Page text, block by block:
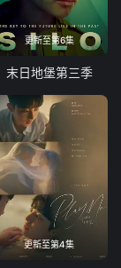
更新至第6集
末日地堡第三季
更新至第4集